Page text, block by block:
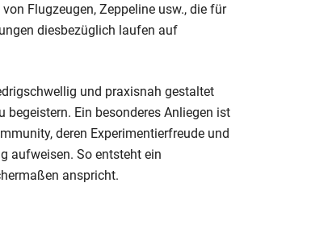
Flugzeugen, Zeppeline usw., die für
diesbezüglich laufen auf
und praxisnah gestaltet
Ein besonderes Anliegen ist
deren Experimentierfreude und
aufweisen. So entsteht ein
anspricht.